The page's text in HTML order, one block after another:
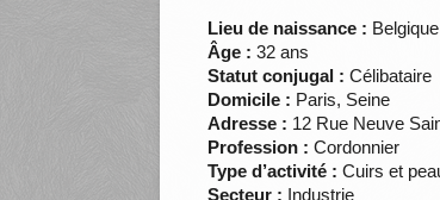
Lieu de naissance : Belgique
Âge : 32 ans
Statut conjugal : Célibataire
Domicile : Paris, Seine
Adresse : 12 Rue Neuve
Profession : Cordonnier
Type d’activité : Cuirs et
Secteur : Industrie